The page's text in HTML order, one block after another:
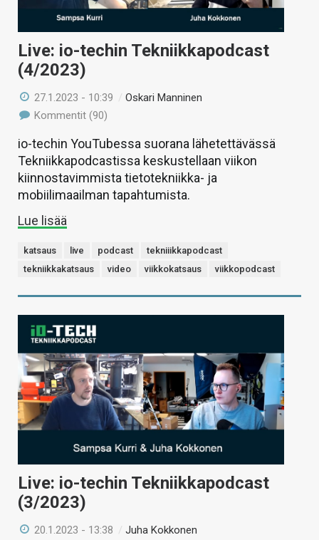
Live: io-techin Tekniikkapodcast
(4/2023)
27.1.2023 - 10:39 /Oskari Manninen
Kommentit (90)
io-techin YouTubessa suorana lähetettävässä
Tekniikkapodcastissa keskustellaan viikon
kiinnostavimmista tietotekniikka- ja
mobiilimaailman tapahtumista.
Lue lisää
katsaus live podcast
tekniiikkapodcast
tekniikkakatsaus
video viikkokatsaus viikkopodcast
Live: io-techin Tekniikkapodcast
(3/2023)
20.1.2023 - 13:38 /Juha Kokkonen